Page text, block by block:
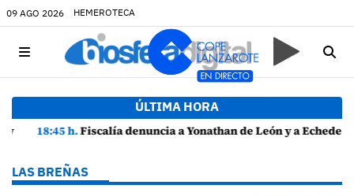
09 AGO 2026 HEMEROTECA
ÚLTIMA HORA
18:45 h.Fiscalía denuncia a Yonathan de León y a Echedey Eugenio por presuntas anomalías en contratos festivos
LAS BREÑAS